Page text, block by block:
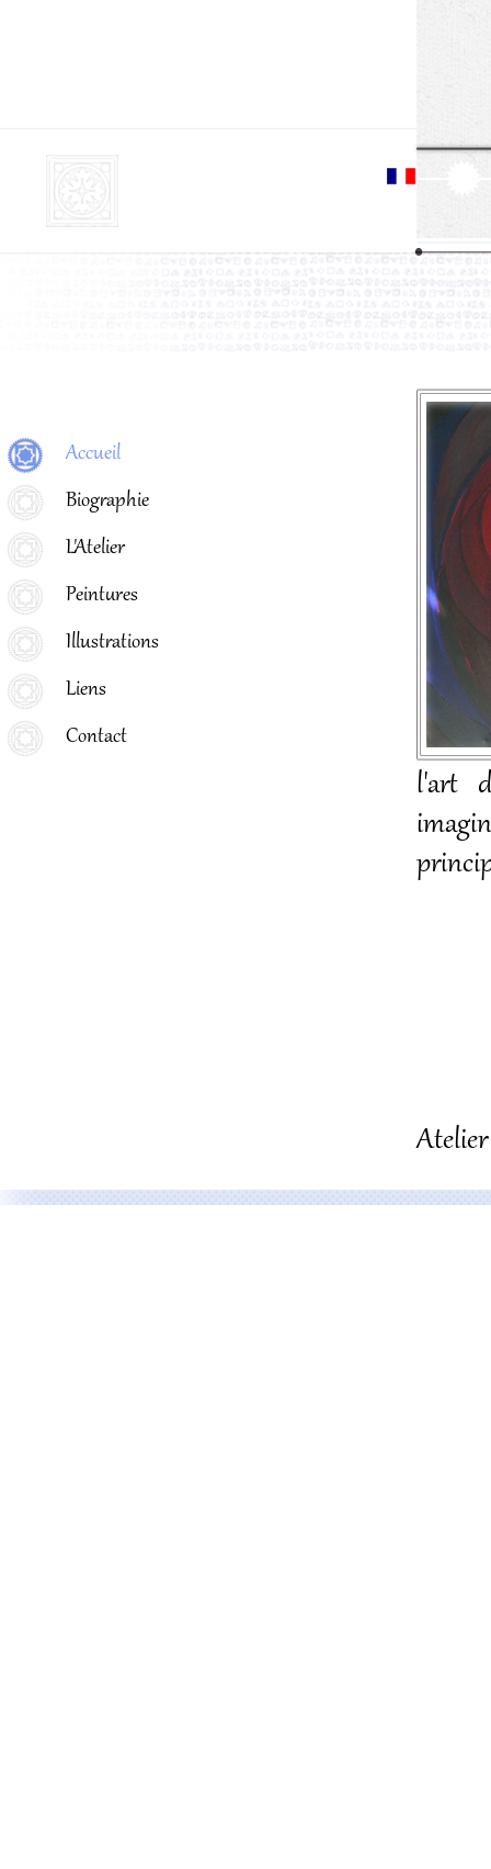
Menu principal
Accueil
Biographie
L'Atelier
Peintures
Illustrations
Liens
Contact
l'art